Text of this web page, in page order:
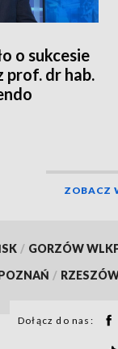
o sukcesie
prof. dr hab.
ZOBACZ
/ GORZÓW
/
Dołącz do nas: